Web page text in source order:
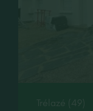
Trélazé (49)